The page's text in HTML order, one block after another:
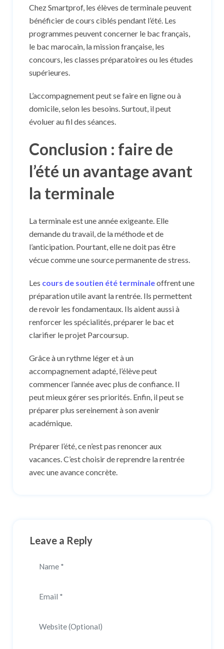
Chez Smartprof, les élèves de terminale peuvent
bénéficier de cours ciblés pendant l’été. Les
programmes peuvent concerner le bac français,
le bac marocain, la mission française, les
concours, les classes préparatoires ou les études
supérieures.
L’accompagnement peut se faire en ligne ou à
domicile, selon les besoins. Surtout, il peut
évoluer au fil des séances.
Conclusion : faire de
l’été un avantage avant
la terminale
La terminale est une année exigeante. Elle
demande du travail, de la méthode et de
l’anticipation. Pourtant, elle ne doit pas être
vécue comme une source permanente de stress.
Les cours de soutien été terminaleoffrent une
préparation utile avant la rentrée. Ils permettent
de revoir les fondamentaux. Ils aident aussi à
renforcer les spécialités, préparer le bac et
clarifier le projet Parcoursup.
Grâce à un rythme léger et à un
accompagnement adapté, l’élève peut
commencer l’année avec plus de confiance. Il
peut mieux gérer ses priorités. Enfin, il peut se
préparer plus sereinement à son avenir
académique.
Préparer l’été, ce n’est pas renoncer aux
vacances. C’est choisir de reprendre la rentrée
avec une avance concrète.
Leave a Reply